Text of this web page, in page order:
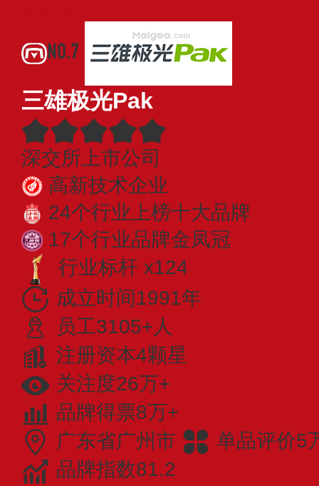
NO.7
三雄极光Pak
深交所上市公司
高新技术企业
24个行业上榜十大品牌
17个行业品牌金凤冠
行业标杆 x124
成立时间1991年
员工3105+人
注册资本4颗星
关注度26万+
品牌得票8万+
广东省广州市
单品评价5
品牌指数81.2